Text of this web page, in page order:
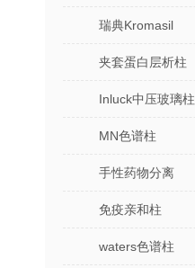
瑞典Kromasil
夹套蛋白层析柱
Inluck中压玻璃柱
MN色谱柱
手性药物分离
免疫亲和柱
waters色谱柱